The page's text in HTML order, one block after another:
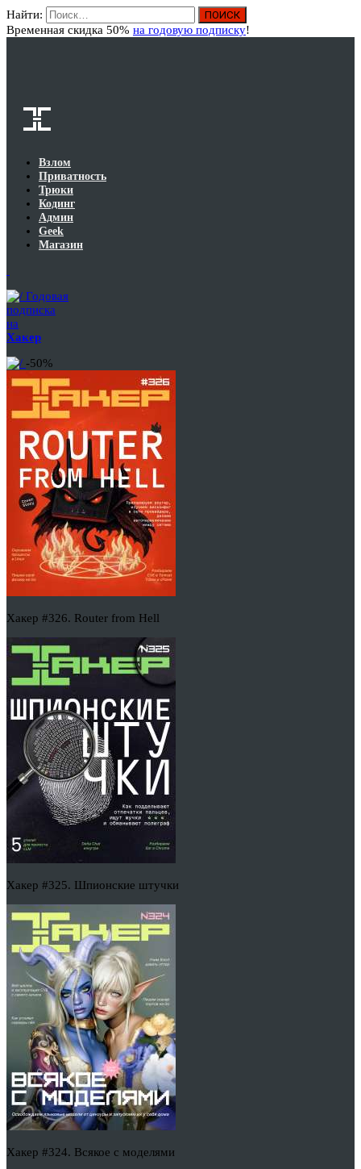
Найти:
Временная скидка 50% на годовую подписку!
Взлом
Приватность
Трюки
Кодинг
Админ
Geek
Магазин
Годовая
подписка
на
Хакер
-50%
Хакер #326. Router from Hell
Хакер #325. Шпионские штучки
Хакер #324. Всякое с моделями